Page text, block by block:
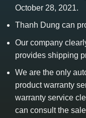
October 28, 2021.
Thanh Dung can
Our company
provides shipping
We are the only
product warranty
warranty service
can consult the